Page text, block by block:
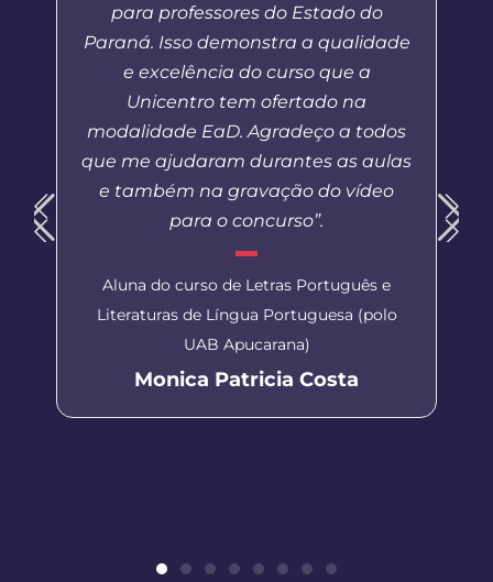
para professores do Estado do
Paraná. Isso demonstra a qualidade
e excelência do curso que a
Unicentro tem ofertado na
modalidade EaD. Agradeço a todos
que me ajudaram durantes as aulas
e também na gravação do vídeo
para o concurso”.
Aluna do curso de Letras Português e
Literaturas de Língua Portuguesa (polo
UAB Apucarana)
Monica Patricia Costa